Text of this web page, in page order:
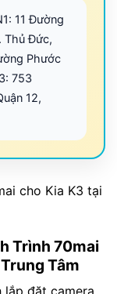
11 Đường
Thủ Đức,
Phước
753
12,
Trình 70mai
Tâm